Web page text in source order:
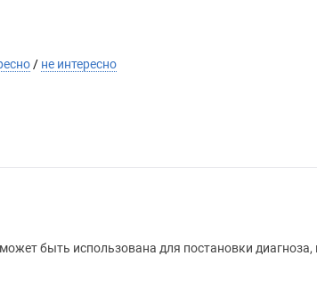
/ не интересно
быть использована для постановки диагноза,